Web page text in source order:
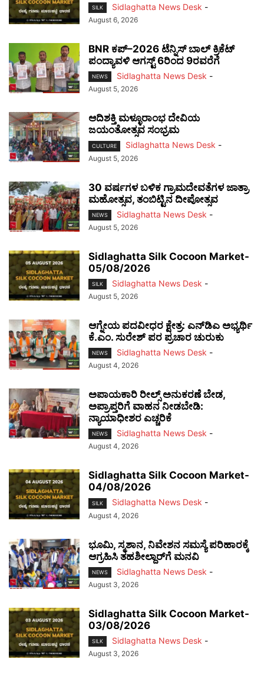
SILK Sidlaghatta News Desk -
August 6, 2026
BNR ಕಪ್–2026 ಟೆನ್ನಿಸ್ ಬಾಲ್ ಕ್ರಿಕೆಟ್
ಪಂದ್ಯಾವಳಿ ಆಗಸ್ಟ್ 6ರಿಂದ 9ರವರೆಗೆ
NEWS Sidlaghatta News Desk -
August 5, 2026
ಆದಿಶಕ್ತಿ ಮಳ್ಳೂರಾಂಭ ದೇವಿಯ
ಜಯಂತೋತ್ಸವ ಸಂಭ್ರಮ
CULTURE Sidlaghatta News Desk -
August 5, 2026
30 ವರ್ಷಗಳ ಬಳಿಕ ಗ್ರಾಮದೇವತೆಗಳ ಜಾತ್ರಾ
ಮಹೋತ್ಸವ, ತಂಬಿಟ್ಟಿನ ದೀಪೋತ್ಸವ
NEWS Sidlaghatta News Desk -
August 5, 2026
Sidlaghatta Silk Cocoon Market-
05/08/2026
SILK Sidlaghatta News Desk -
August 5, 2026
ಆಗ್ನೇಯ ಪದವೀಧರ ಕ್ಷೇತ್ರ: ಎನ್‌ಡಿಎ ಅಭ್ಯರ್ಥಿ
ಕೆ.ಎಂ. ಸುರೇಶ್ ಪರ ಪ್ರಚಾರ ಚುರುಕು
NEWS Sidlaghatta News Desk -
August 4, 2026
ಅಪಾಯಕಾರಿ ರೀಲ್ಸ್ ಅನುಕರಣೆ ಬೇಡ,
ಅಪ್ರಾಪ್ತರಿಗೆ ವಾಹನ ನೀಡಬೇಡಿ:
ನ್ಯಾಯಾಧೀಶರ ಎಚ್ಚರಿಕೆ
NEWS Sidlaghatta News Desk -
August 4, 2026
Sidlaghatta Silk Cocoon Market-
04/08/2026
SILK Sidlaghatta News Desk -
August 4, 2026
ಭೂಮಿ, ಸ್ಮಶಾನ, ನಿವೇಶನ ಸಮಸ್ಯೆ ಪರಿಹಾರಕ್ಕೆ
ಆಗ್ರಹಿಸಿ ತಹಶೀಲ್ದಾರ್‌ಗೆ ಮನವಿ
NEWS Sidlaghatta News Desk -
August 3, 2026
Sidlaghatta Silk Cocoon Market-
03/08/2026
SILK Sidlaghatta News Desk -
August 3, 2026